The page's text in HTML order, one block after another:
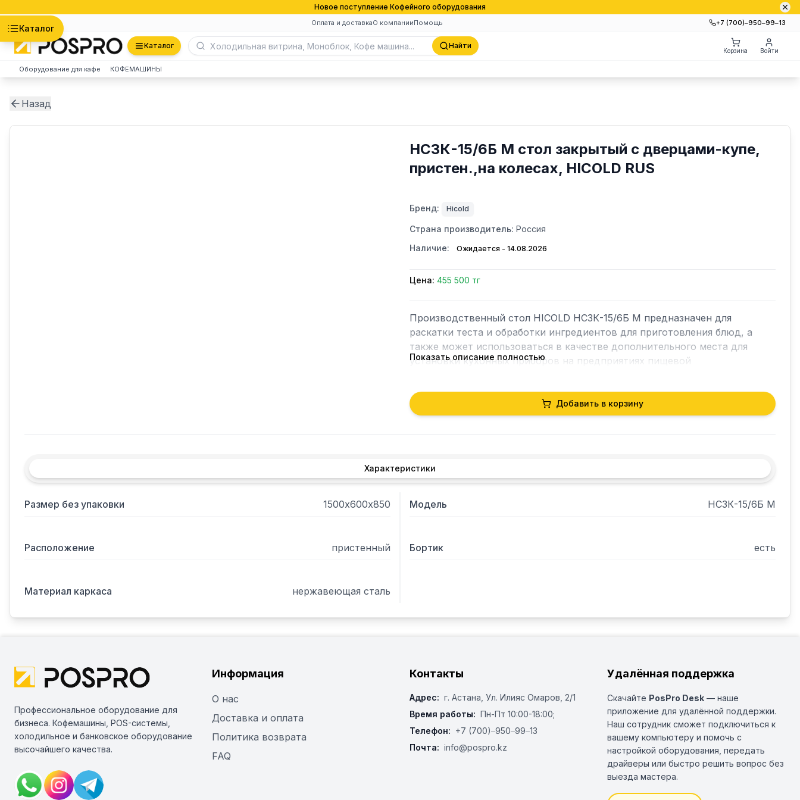
Новое поступление Кофейного оборудования
Оплата и доставкаО компанииПомощь +7 (700)‒950‒99‒13
Каталог
Каталог Найти
Корзина Войти
Оборудование для кафе КОФЕМАШИНЫ
Назад
НСЗК-15/6Б М стол закрытый с дверцами-купе,
пристен.,на колесах, HICOLD RUS
Бренд: Hicold
Страна производитель: Россия
Наличие:
Ожидается - 14.08.2026
Цена: 455 500 тг
Производственный стол HICOLD НСЗК-15/6Б М предназначен для
раскатки теста и обработки ингредиентов для приготовления блюд, а
также может использоваться в качестве дополнительного места для
установки кухонных приборов на предприятиях пищевой
кондитерских.
Показать описание полностью
Добавить в корзину
Характеристики
Размер без упаковки 1500х600х850 Модель НСЗК-15/6Б М
Расположение пристенный Бортик есть
Материал каркаса нержавеющая сталь
Профессиональное оборудование для
бизнеса. Кофемашины, POS-системы,
холодильное и банковское оборудование
высочайшего качества.
Информация
О нас
Доставка и оплата
Политика возврата
FAQ
Контакты
Адрес: г. Астана, ​Ул. Илияс Омаров, 2/1
Время работы: Пн-Пт 10:00-18:00;
Телефон: +7 (700)‒950‒99‒13
Почта: info@pospro.kz
Удалённая поддержка
Скачайте PosPro Desk — наше
приложение для удалённой поддержки.
Наш сотрудник сможет подключиться к
вашему компьютеру и помочь с
настройкой оборудования, передать
драйверы или быстро решить вопрос без
выезда мастера.